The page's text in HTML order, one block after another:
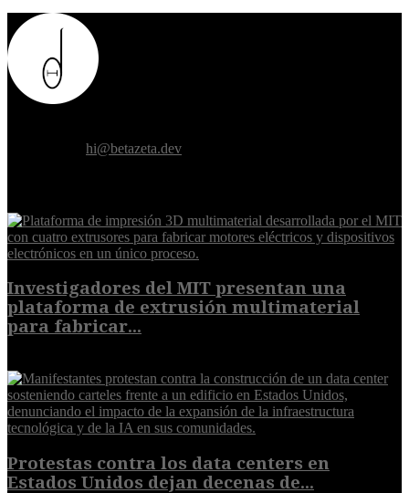
hi@betazeta.dev
Investigadores del MIT presentan una
plataforma de extrusión multimaterial
para fabricar...
Protestas contra los data centers en
Estados Unidos dejan decenas de...